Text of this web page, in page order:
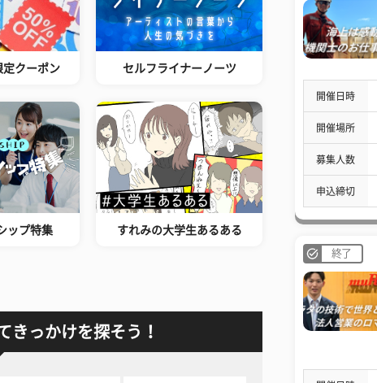
定クーポン セルフライナーノーツ
ップ特集 すれみの大学生あるある
きっかけを探そう！
開催日時
開催場所
募集人数
申込締切
終了